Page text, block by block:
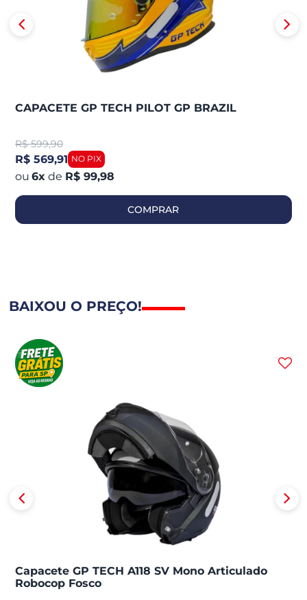
CAPACETE GP TECH PILOT GP BRAZIL
R$ 599,90
R$ 569,91
6x de R$ 99,98
COMPRAR
BAIXOU O PREÇO!
Capacete GP TECH A118 SV Mono Articulado
Robocop Fosco